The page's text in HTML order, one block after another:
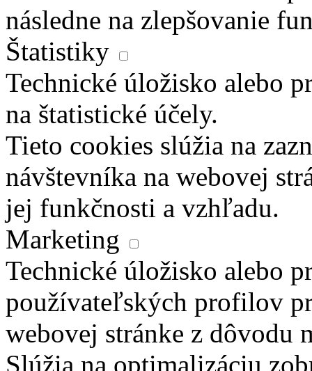
následne na zlepšovanie
Štatistiky
Technické úložisko alebo
na štatistické účely.
Tieto cookies slúžia na
návštevníka na webovej
jej funkčnosti a vzhľadu.
Marketing
Technické úložisko alebo
používateľských profilov
webovej stránke z dôvodu
Slúžia na optimalizáciu